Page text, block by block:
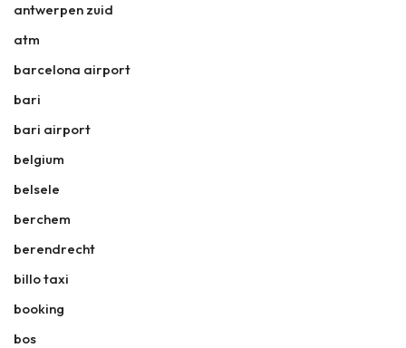
antwerpen zuid
atm
barcelona airport
bari
bari airport
belgium
belsele
berchem
berendrecht
billo taxi
booking
bos